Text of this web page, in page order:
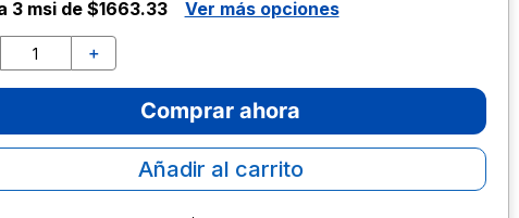
3 msi de $1663.33 Ver más opciones
＋
Comprar ahora
Añadir al carrito